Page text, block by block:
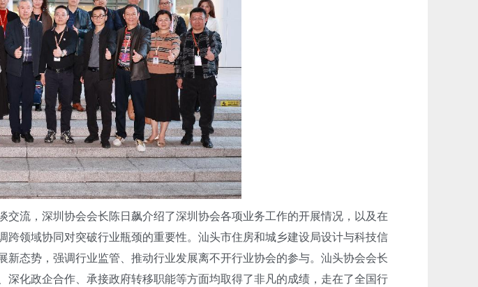
，深圳协会会长陈日飙介绍了深圳协会各项业务工作的开展情况，以及在
领域协同对突破行业瓶颈的重要性。汕头市住房和城乡建设局设计与科技信
态势，强调行业监管、推动行业发展离不开行业协会的参与。汕头协会会长
化政企合作、承接政府转移职能等方面均取得了非凡的成绩，走在了全国行